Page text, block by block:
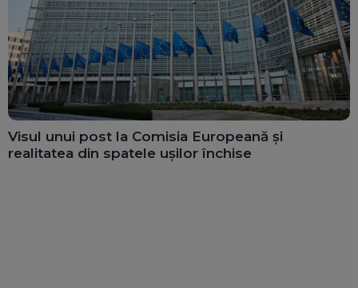
Visul unui post la Comisia Europeană și
realitatea din spatele ușilor închise